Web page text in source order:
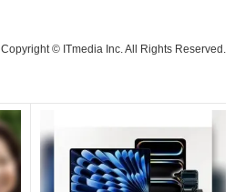
Copyright © ITmedia Inc. All Rights Reserved.